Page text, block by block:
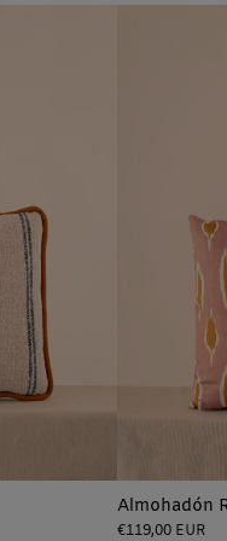
Almohadón
Precio
€119,00 EUR